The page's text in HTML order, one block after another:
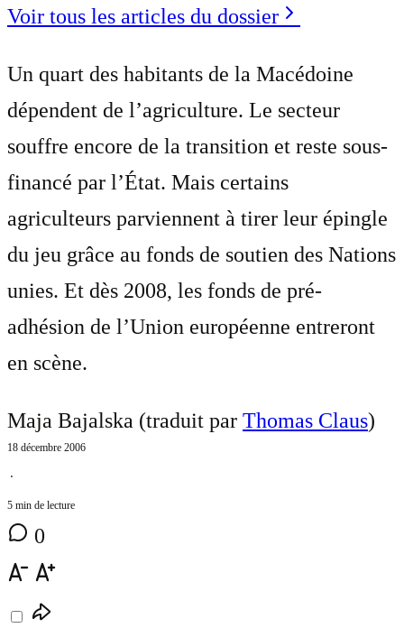
Voir tous les articles du dossier
Un quart des habitants de la Macédoine
dépendent de l’agriculture. Le secteur
souffre encore de la transition et reste sous-
financé par l’État. Mais certains
agriculteurs parviennent à tirer leur épingle
du jeu grâce au fonds de soutien des Nations
unies. Et dès 2008, les fonds de pré-
adhésion de l’Union européenne entreront
en scène.
Maja Bajalska (traduit par Thomas Claus)
18 décembre 2006
⋅
5 min de lecture
0